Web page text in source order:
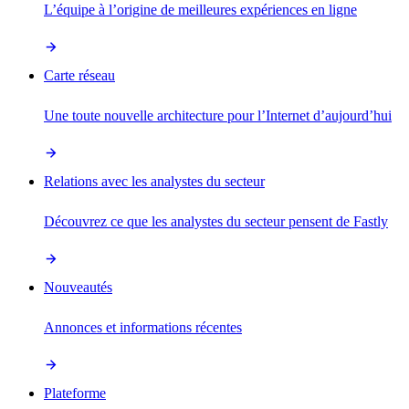
L’équipe à l’origine de meilleures expériences en ligne
Carte réseau
Une toute nouvelle architecture pour l’Internet d’aujourd’hui
Relations avec les analystes du secteur
Découvrez ce que les analystes du secteur pensent de Fastly
Nouveautés
Annonces et informations récentes
Plateforme